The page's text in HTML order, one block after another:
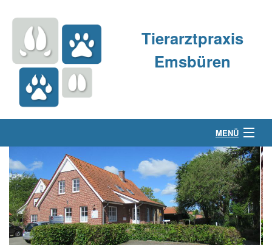
Tierarztpraxis
Emsbüren
MENÜ
Über uns
Kleintierpraxis
Großtierpraxis